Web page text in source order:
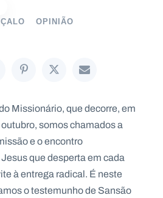
OPINIÃO
Missionário, que decorre, em
somos chamados a
e o encontro
que desperta em cada
à entrega radical. É neste
o testemunho de Sansão